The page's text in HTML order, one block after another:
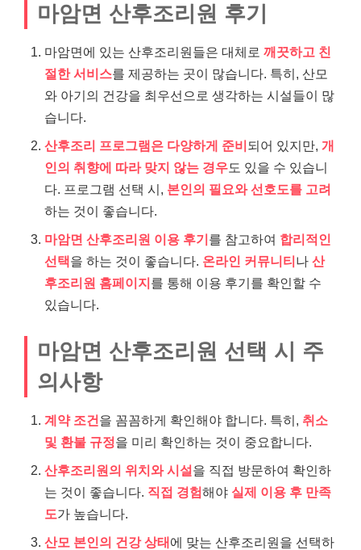
마암면 산후조리원 후기
마암면에 있는 산후조리원들은 대체로 깨끗하고 친
절한 서비스를 제공하는 곳이 많습니다. 특히, 산모
와 아기의 건강을 최우선으로 생각하는 시설들이 많
습니다.
산후조리 프로그램은 다양하게 준비되어 있지만, 개
인의 취향에 따라 맞지 않는 경우도 있을 수 있습니
다. 프로그램 선택 시, 본인의 필요와 선호도를 고려
하는 것이 좋습니다.
마암면 산후조리원 이용 후기를 참고하여 합리적인
선택을 하는 것이 좋습니다. 온라인 커뮤니티나 산
후조리원 홈페이지를 통해 이용 후기를 확인할 수
있습니다.
마암면 산후조리원 선택 시 주
의사항
계약 조건을 꼼꼼하게 확인해야 합니다. 특히, 취소
및 환불 규정을 미리 확인하는 것이 중요합니다.
산후조리원의 위치와 시설을 직접 방문하여 확인하
는 것이 좋습니다. 직접 경험해야 실제 이용 후 만족
도가 높습니다.
산모 본인의 건강 상태에 맞는 산후조리원을 선택하